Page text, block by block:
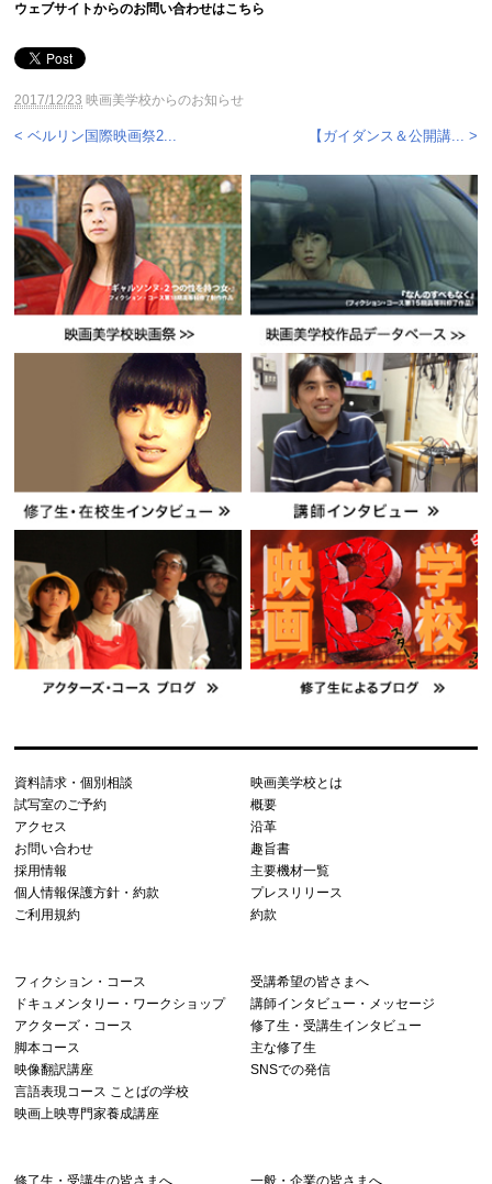
ウェブサイトからのお問い合わせはこちら
2017/12/23 映画美学校からのお知らせ
< ベルリン国際映画祭2... 【ガイダンス＆公開講... >
資料請求・個別相談
試写室のご予約
アクセス
お問い合わせ
採用情報
個人情報保護方針・約款
ご利用規約
映画美学校とは
概要
沿革
趣旨書
主要機材一覧
プレスリリース
約款
フィクション・コース
ドキュメンタリー・ワークショップ
アクターズ・コース
脚本コース
映像翻訳講座
言語表現コース ことばの学校
映画上映専門家養成講座
受講希望の皆さまへ
講師インタビュー・メッセージ
修了生・受講生インタビュー
主な修了生
SNSでの発信
修了生・受講生の皆さまへ 一般・企業の皆さまへ